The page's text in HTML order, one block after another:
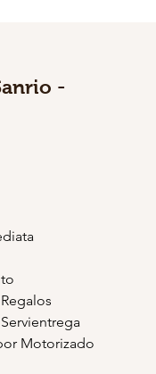
-
Motorizado